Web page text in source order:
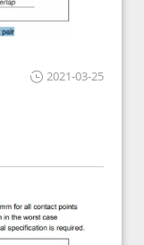
2021-03-25